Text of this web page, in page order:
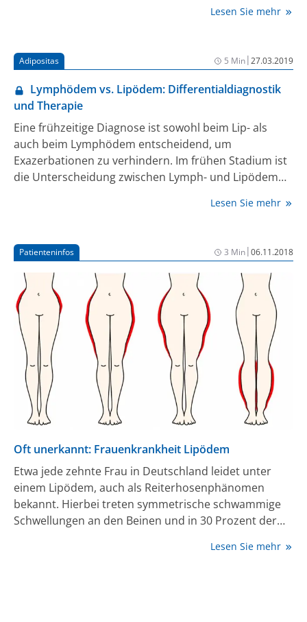
Hypothesen zur Pathogenese der Erkrankung
Aspekt moderner operativer Verfahren.
Köln als Konsortialführer zusammen mit der
Gemeinsamen Bundesausschusses (G-BA).
Lesen Sie mehr
Adipositas 5 Min|27.03.2019
Lymphödem vs. Lipödem: Differentialdiagnostik
und Therapie
Eine frühzeitige Diagnose ist sowohl beim Lip- als
auch beim Lymphödem entscheidend, um
Exazerbationen zu verhindern. Im frühen Stadium ist
die Unterscheidung zwischen Lymph- und Lipödem
beiden Erkrankungen zum Erscheinungsbild gehören,
können. Dr. med. Carina Wenzel erläuterte auf dem 4.
Regensburger und 4. Deutschen Lymphtag
Differentialdiagnostik und Therapie.
Lesen Sie mehr
Patienteninfos 3 Min|06.11.2018
Oft unerkannt: Frauenkrankheit Lipödem
Etwa jede zehnte Frau in Deutschland leidet unter
einem Lipödem, auch als Reiterhosenphänomen
bekannt. Hierbei treten symmetrische schwammige
Schwellungen an den Beinen und in 30 Prozent der
Lesen Sie mehr